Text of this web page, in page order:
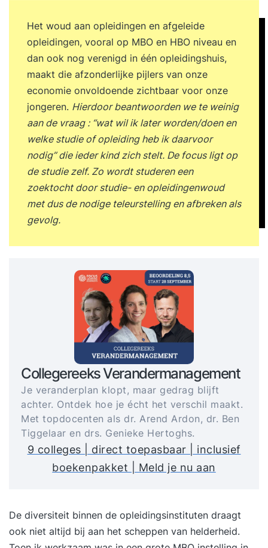
Het woud aan opleidingen en afgeleide
opleidingen, vooral op MBO en HBO niveau en
dan ook nog verenigd in één opleidingshuis,
maakt die afzonderlijke pijlers van onze
economie onvoldoende zichtbaar voor onze
jongeren. Hierdoor beantwoorden we te weinig
aan de vraag : “wat wil ik later worden/doen en
welke studie of opleiding heb ik daarvoor
nodig” die ieder kind zich stelt. De focus ligt op
de studie zelf. Zo wordt studeren een
zoektocht door studie- en opleidingenwoud
met dus de nodige teleurstelling en afbreken als
gevolg.
Collegereeks Verandermanagement
Je veranderplan klopt, maar gedrag blijft
achter. Ontdek hoe je écht het verschil maakt.
Met topdocenten als dr. Arend Ardon, dr. Ben
Tiggelaar en drs. Genieke Hertoghs.
9 colleges | direct toepasbaar | inclusief
boekenpakket | Meld je nu aan
De diversiteit binnen de opleidingsinstituten draagt
ook niet altijd bij aan het scheppen van helderheid.